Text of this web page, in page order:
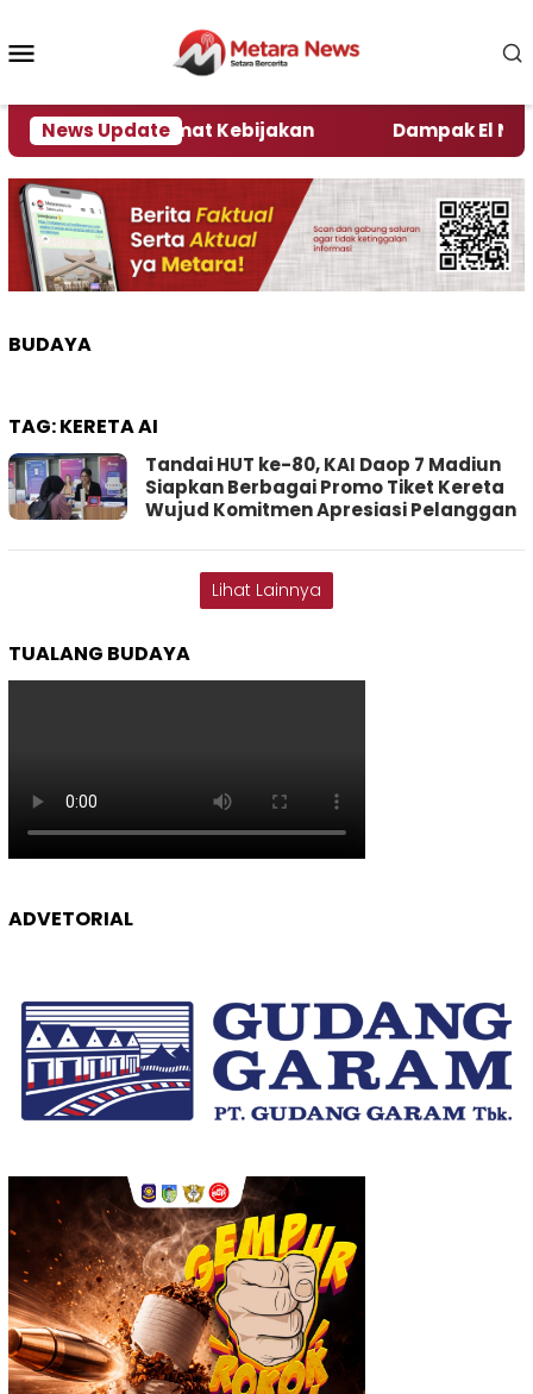
konten
News Update
Kata Pengamat Kebijakan Dampak El Nino,
BUDAYA
TAG:KERETA AI
Tandai HUT ke-80, KAI Daop 7 Madiun
Siapkan Berbagai Promo Tiket Kereta
Wujud Komitmen Apresiasi Pelanggan
Lihat Lainnya
TUALANG BUDAYA
ADVETORIAL